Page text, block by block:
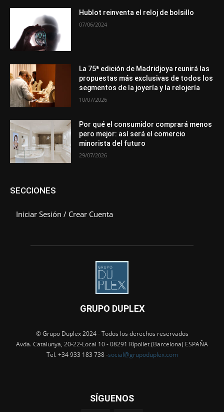
Hublot reinventa el reloj de bolsillo
07/06/2024
La 75ª edición de Madridjoya reunirá las
propuestas más exclusivas de todos los
segmentos de la joyería y la relojería
10/07/2026
Por qué el consumidor comprará menos
pero mejor: así será el comercio
minorista del futuro
29/07/2026
SECCIONES
Iniciar Sesión / Crear Cuenta
GRUPO DUPLEX
© Grupo Duplex 2024 - Todos los derechos reservados
Avda. Catalunya, 20-22-Local 10 - 08291 Ripollet (Barcelona) ESPAÑA
Tel. +34 933 183 738 -social@grupoduplex.com
SÍGUENOS